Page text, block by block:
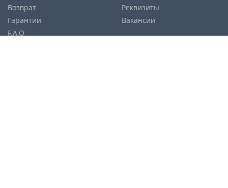
Возврат
Гарантии
F.A.Q
Реквизиты
Вакансии